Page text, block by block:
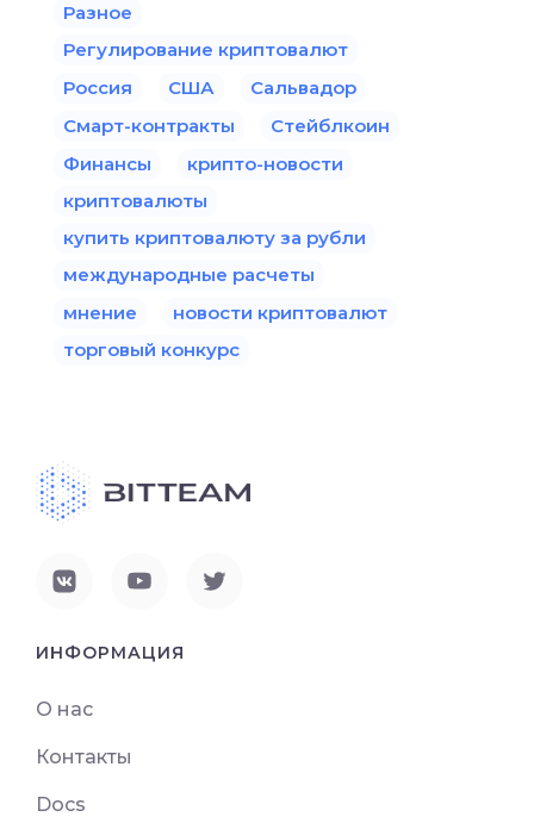
Разное
Регулирование криптовалют
Россия
США
Сальвадор
Смарт-контракты
Стейблкоин
Финансы
крипто-новости
криптовалюты
купить криптовалюту за рубли
международные расчеты
мнение
новости криптовалют
торговый конкурс
ИНФОРМАЦИЯ
О нас
Контакты
Docs